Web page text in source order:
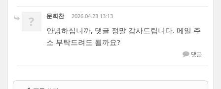
? 문희찬 2026.04.23 13:13
안녕하십니까, 댓글 정말 감사드립니다. 메일 주
소 부탁드려도 될까요?
댓글